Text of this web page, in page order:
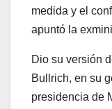
medida y el
apuntó la
Dio su versión
Bullrich, en su
presidencia de